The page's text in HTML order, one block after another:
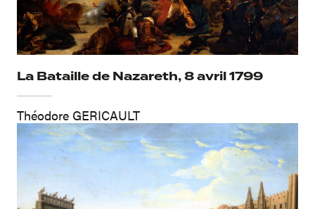
La Bataille de Nazareth, 8 avril 1799
Théodore GERICAULT